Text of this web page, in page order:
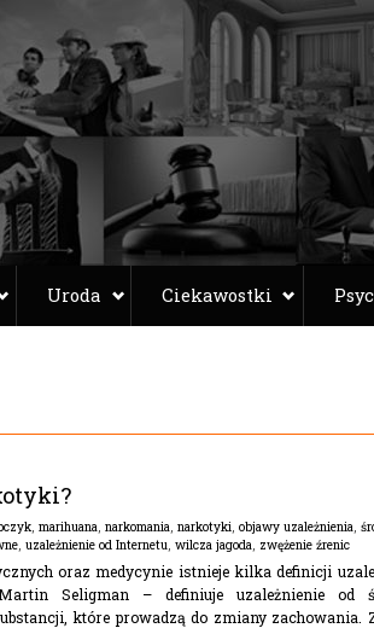
Uroda Ciekawostki
, marihuana, narkomania, narkotyki, objawy uzależnienia,
, uzależnienie od Internetu, wilcza jagoda, zwężenie źrenic
oraz medycynie istnieje kilka definicji
Seligman – definiuje uzależnienie od
które prowadzą do zmiany zachowania.